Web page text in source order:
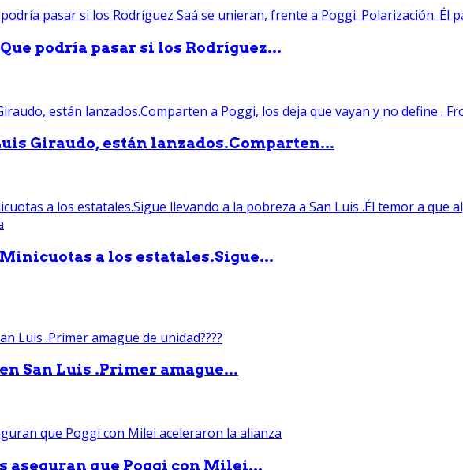
podría pasar si los Rodríguez...
Giraudo, están lanzados.Comparten...
a los estatales.Sigue...
San Luis .Primer amague...
aseguran que Poggi con Milei...